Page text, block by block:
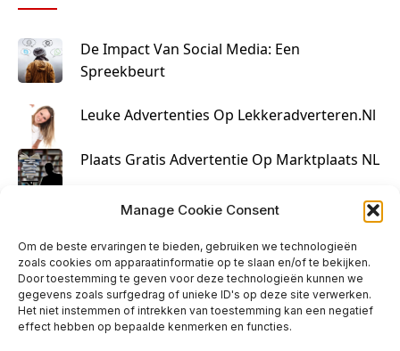
Manage Cookie Consent
Om de beste ervaringen te bieden, gebruiken we technologieën
zoals cookies om apparaatinformatie op te slaan en/of te bekijken.
Door toestemming te geven voor deze technologieën kunnen we
gegevens zoals surfgedrag of unieke ID's op deze site verwerken.
Het niet instemmen of intrekken van toestemming kan een negatief
effect hebben op bepaalde kenmerken en functies.
De Impact Van Social Media: Een
Spreekbeurt
Leuke Advertenties Op Lekkeradverteren.nl
Plaats Gratis Advertentie Op Marktplaats NL
Kruisbestuiving Voor Succesvolle Marketing